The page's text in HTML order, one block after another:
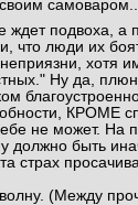
подвоха,
люди их
Ну да,
КРОМЕ
не может. На
быть
страх
(Между